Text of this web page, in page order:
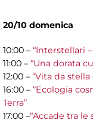
20/10 domenica
10:00 – “Interstellari
11:00 – “Una dorata
12:00 – “Vita da
16:00 – “Ecologia
Terra”
17:00 –“Accade tra